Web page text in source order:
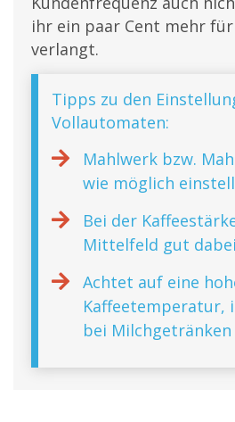
ihr ein paar Cent mehr für
verlangt.
Tipps zu den
Vollautomaten:
Mahlwerk bzw.
wie möglich
Bei der
Mittelfeld gut dabei
Achtet auf eine
Kaffeetemperatur,
bei Milchgetränken